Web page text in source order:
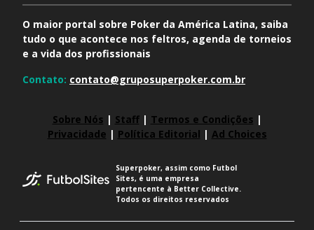
O maior portal sobre Poker da América Latina, saiba
tudo o que acontece nos feltros, agenda de torneios
e a vida dos profissionais
Contato: contato@gruposuperpoker.com.br
Sobre Nós | Staff| Termos e Condições |
Privacidade | Política Editorial | Ad Choices
Superpoker, assim como Futbol
Sites, é uma empresa
pertencente à Better Collective.
Todos os direitos reservados